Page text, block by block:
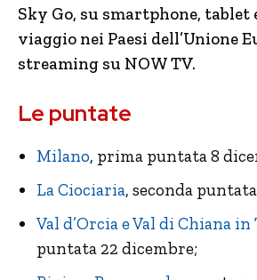
Sky Go, su smartphone, tablet
viaggio nei Paesi dell’Unione
streaming su NOW TV.
Le puntate
Milano, prima puntata 8
La Ciociaria, seconda
Val d’Orcia e Val di Chiana in
puntata 22 dicembre;